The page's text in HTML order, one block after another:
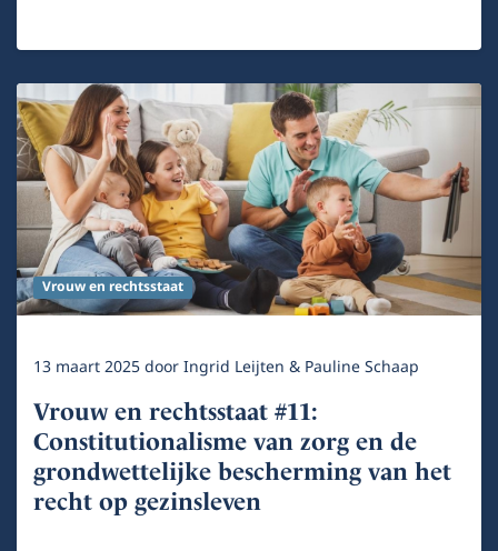
Vrouw en rechtsstaat
13 maart 2025doorIngrid Leijten & Pauline Schaap
Vrouw en rechtsstaat #11:
Constitutionalisme van zorg en de
grondwettelijke bescherming van het
recht op gezinsleven